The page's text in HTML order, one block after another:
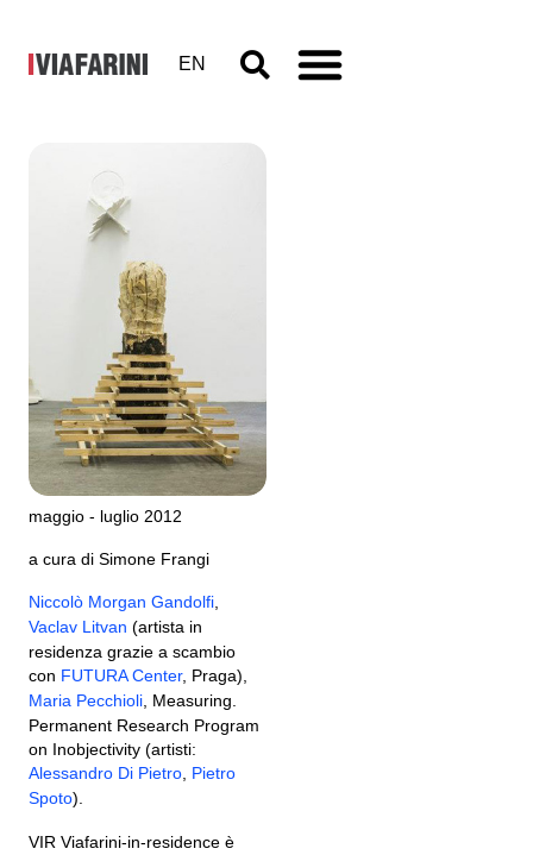
EN
VIR
Viafarini-in-
residence,
Open
Studio
maggio - luglio 2012
a cura di Simone Frangi
Niccolò Morgan Gandolfi
Vaclav Litvan (artista in
residenza grazie a scambio
con FUTURA Center, Praga),
Maria Pecchioli , Measuring.
Permanent Research Program
on Inobjectivity (artisti:
Alessandro Di Pietro Pietro
Spoto).
VIR Viafarini-in-residence è